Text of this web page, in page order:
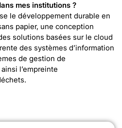
mes institutions ?
le développement durable en
papier, une conception
solutions basées sur le cloud
des systèmes d’information
de gestion de
l’empreinte